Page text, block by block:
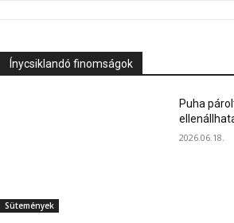
Ínycsiklandó finomságok
Sütemények
Puha
2026.06.18.